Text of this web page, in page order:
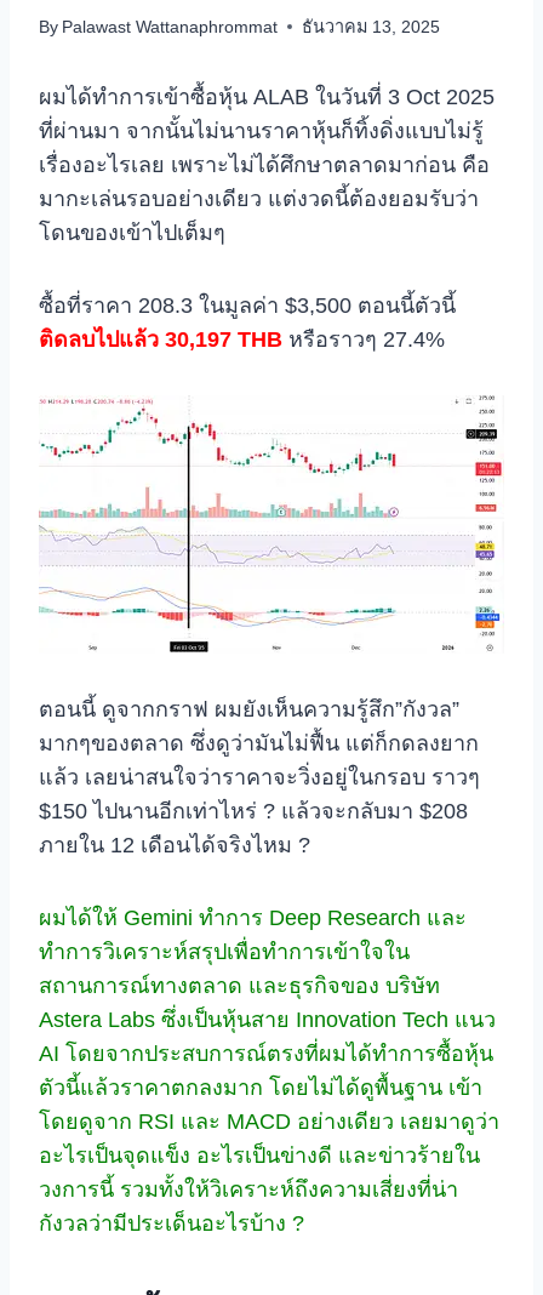
By Palawast Wattanaphrommat ธันวาคม 13, 2025
ผมได้ทำการเข้าซื้อหุ้น ALAB ในวันที่ 3 Oct 2025
ที่ผ่านมา จากนั้นไม่นานราคาหุ้นก็ทิ้งดิ่งแบบไม่รู้
เรื่องอะไรเลย เพราะไม่ได้ศึกษาตลาดมาก่อน คือ
มากะเล่นรอบอย่างเดียว แต่งวดนี้ต้องยอมรับว่า
โดนของเข้าไปเต็มๆ
ซื้อที่ราคา 208.3 ในมูลค่า $3,500 ตอนนี้ตัวนี้
ติดลบไปแล้ว 30,197 THB หรือราวๆ 27.4%
ตอนนี้ ดูจากกราฟ ผมยังเห็นความรู้สึก”กังวล”
มากๆของตลาด ซึ่งดูว่ามันไม่ฟื้น แต่ก็กดลงยาก
แล้ว เลยน่าสนใจว่าราคาจะวิ่งอยู่ในกรอบ ราวๆ
$150 ไปนานอีกเท่าไหร่ ? แล้วจะกลับมา $208
ภายใน 12 เดือนได้จริงไหม ?
ผมได้ให้ Gemini ทำการ Deep Research และ
ทำการวิเคราะห์สรุปเพื่อทำการเข้าใจใน
สถานการณ์ทางตลาด และธุรกิจของ บริษัท
Astera Labs ซึ่งเป็นหุ้นสาย Innovation Tech แนว
AI โดยจากประสบการณ์ตรงที่ผมได้ทำการซื้อหุ้น
ตัวนี้แล้วราคาตกลงมาก โดยไม่ได้ดูพื้นฐาน เข้า
โดยดูจาก RSI และ MACD อย่างเดียว เลยมาดูว่า
อะไรเป็นจุดแข็ง อะไรเป็นข่างดี และข่าวร้ายใน
วงการนี้ รวมทั้งให้วิเคราะห์ถึงความเสี่ยงที่น่า
กังวลว่ามีประเด็นอะไรบ้าง ?